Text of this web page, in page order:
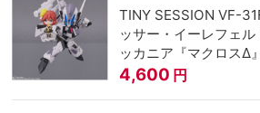
TINY SESSION VF-
ッサー・イーレフェ
ッカニア『マクロスΔ』
4,600 円